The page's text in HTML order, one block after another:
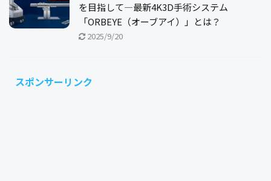
を目指して―最新4K3D手術システム
「ORBEYE（オーブアイ）」とは？
2025/9/20
スポンサーリンク